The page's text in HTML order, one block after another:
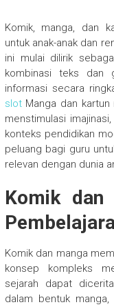
Komik, manga, dan
untuk anak-anak dan
ini mulai dilirik
kombinasi teks dan
informasi secara
slotManga dan kartun
menstimulasi
konteks pendidikan
peluang bagi guru
relevan dengan dunia
Komik dan
Komik dan manga
konsep kompleks
sejarah dapat
dalam bentuk